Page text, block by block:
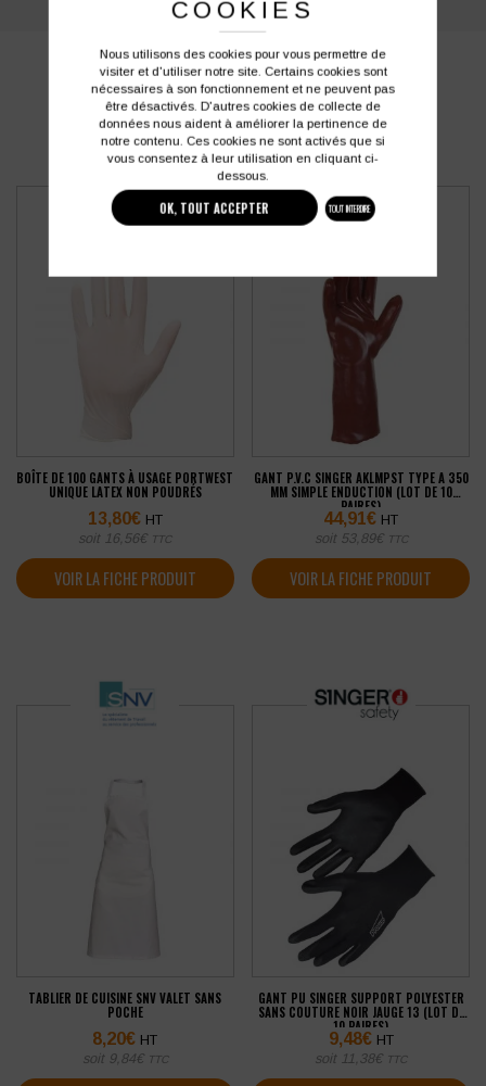
PRODUITS SIMILAIRES
BOÎTE DE 100 GANTS À USAGE PORTWEST
UNIQUE LATEX NON POUDRÉS
13,80€ HT
soit 16,56€ TTC
VOIR LA FICHE PRODUIT
GANT P.V.C SINGER AKLMPST TYPE A 350
MM SIMPLE ENDUCTION (LOT DE 10
PAIRES)
44,91€ HT
soit 53,89€ TTC
VOIR LA FICHE PRODUIT
TABLIER DE CUISINE SNV VALET SANS
POCHE
8,20€ HT
soit 9,84€ TTC
GANT PU SINGER SUPPORT POLYESTER
SANS COUTURE NOIR JAUGE 13 (LOT DE
10 PAIRES)
9,48€ HT
soit 11,38€ TTC
COOKIES
Nous utilisons des cookies pour vous permettre de
visiter et d'utiliser notre site. Certains cookies sont
nécessaires à son fonctionnement et ne peuvent pas
être désactivés. D'autres cookies de collecte de
données nous aident à améliorer la pertinence de
notre contenu. Ces cookies ne sont activés que si
vous consentez à leur utilisation en cliquant ci-
dessous.
OK, TOUT ACCEPTER TOUT INTERDIRE